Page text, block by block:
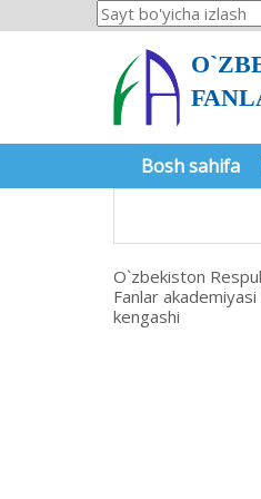
Bosh sahifa
O`zbekiston
Fanlar
kengashi